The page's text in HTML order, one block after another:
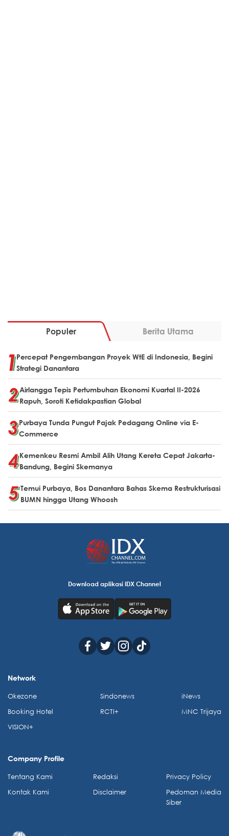
Populer Berita Utama
Percepat Pengembangan Proyek WtE di Indonesia, Begini
Strategi Danantara
Airlangga Tepis Pertumbuhan Ekonomi Kuartal II-2026
Rapuh, Soroti Ketidakpastian Global
Purbaya Tunda Pungut Pajak Pedagang Online via E-
Commerce
Kemenkeu Resmi Ambil Alih Utang Kereta Cepat Jakarta-
Bandung, Begini Skemanya
Temui Purbaya, Bos Danantara Bahas Skema Restrukturisasi
BUMN hingga Utang Whoosh
Download aplikasi IDX Channel
Network
Okezone
Booking Hotel
VISION+
Sindonews
RCTI+
iNews
MNC Trijaya
Company Profile
Tentang Kami
Kontak Kami
Redaksi
Disclaimer
Privacy Policy
Pedoman Media
Siber